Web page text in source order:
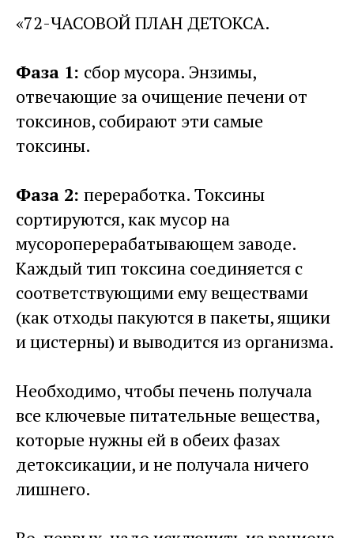
«72-ЧАСОВОЙ ПЛАН ДЕТОКСА.
Фаза 1: сбор мусора. Энзимы,
отвечающие за очищение печени от
токсинов, собирают эти самые
токсины.
Фаза 2: переработка. Токсины
сортируются, как мусор на
мусороперерабатывающем заводе.
Каждый тип токсина соединяется с
соответствующими ему веществами
(как отходы пакуются в пакеты, ящики
и цистерны) и выводится из организма.
Необходимо, чтобы печень получала
все ключевые питательные вещества,
которые нужны ей в обеих фазах
детоксикации, и не получала ничего
лишнего.